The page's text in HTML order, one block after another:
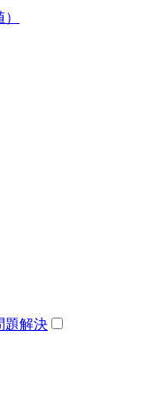
題解決